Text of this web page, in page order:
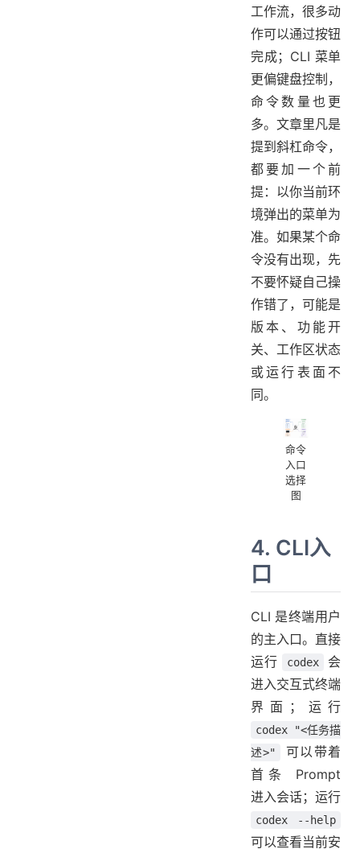
工作流，很多动
作可以通过按钮
完成；CLI 菜单
更偏键盘控制，
命令数量也更
多。文章里凡是
提到斜杠命令，
都要加一个前
提：以你当前环
境弹出的菜单为
准。如果某个命
令没有出现，先
不要怀疑自己操
作错了，可能是
版本、功能开
关、工作区状态
或运行表面不
同。
命令
入口
选择
图
4. CLI入
口
CLI 是终端用户
的主入口。直接
运行
codex
会
进入交互式终端
界面；运行
codex "<任务描
述>"
可以带着
首条 Prompt
进入会话；运行
codex --help
可以查看当前安